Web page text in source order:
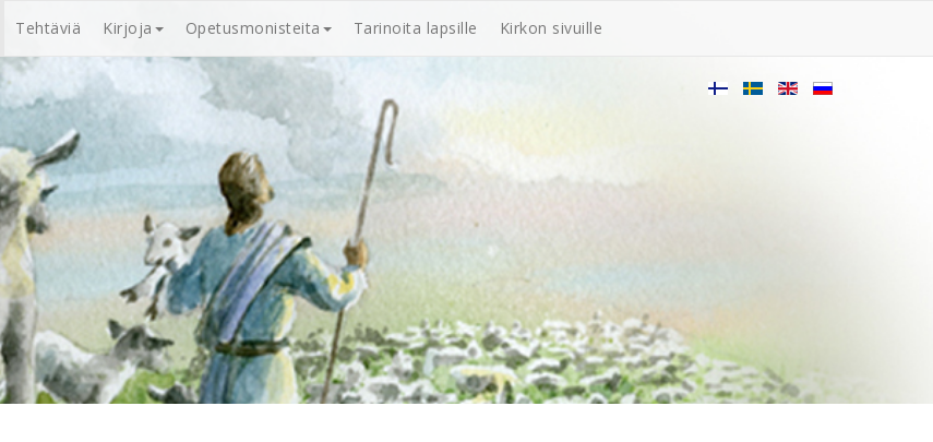
Tehtäviä Kirjoja Opetusmonisteita Tarinoita lapsille Kirkon sivuille